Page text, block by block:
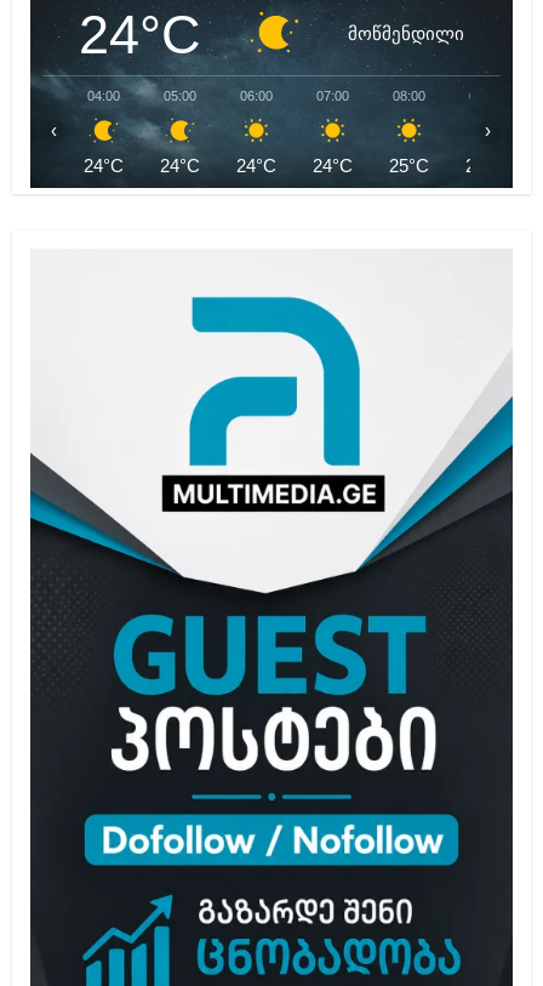
24°C მოწმენდილი
04:00
24°C
05:00
24°C
06:00
24°C
07:00
24°C
08:00
25°C
09:00
27°C
‹ ›